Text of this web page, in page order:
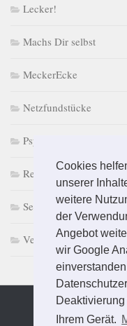
Cookies
unserer
weitere
der
Angebot
wir Google
Ihrem Gerät.
Lecker!
Machs Dir selbst
MeckerEcke
Netzfundstücke
PsychoPuzzle
Retro macht Laune
Selbst & Ständig
Vermischtes